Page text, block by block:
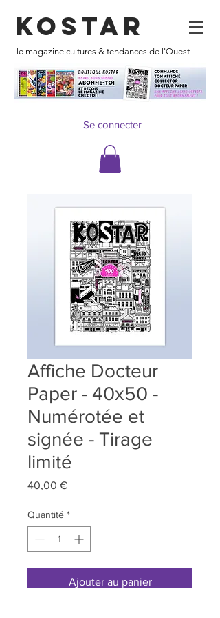
KOSTAR
le magazine cultures & tendances de l'Ouest
Se connecter
Affiche Docteur
Paper - 40x50 -
Numérotée et
signée - Tirage
limité
40,00 €Prix
Quantité *
Ajouter au panier